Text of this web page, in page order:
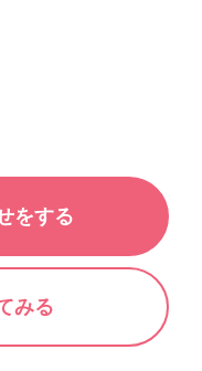
をする
みる